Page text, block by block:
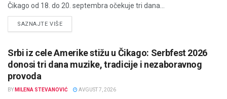
Čikago od 18. do 20. septembra očekuje tri dana...
SAZNAJTE VIŠEDETAILS
Srbi iz cele Amerike stižu u Čikago: Serbfest 2026
donosi tri dana muzike, tradicije i nezaboravnog
provoda
BY MILENA STEVANOVIĆ AVGUST 7, 2026